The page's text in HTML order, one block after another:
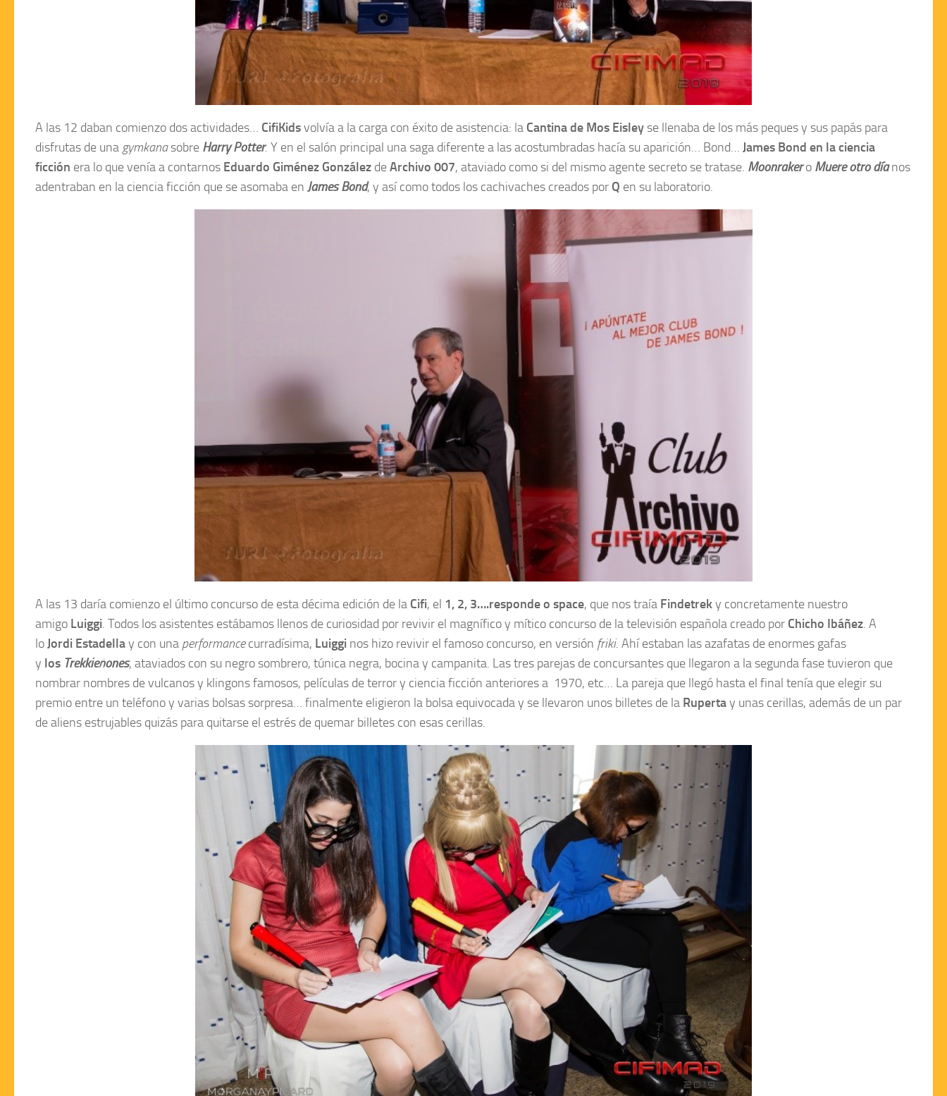
A las 12 daban comienzo dos actividades… CifiKidsvolvía a la carga con éxito de asistencia: la Cantina de Mos Eisley se llenaba de los más peques y sus papás para
disfrutas de una gymkanasobre Harry Potter. Y en el salón principal una saga diferente a las acostumbradas hacía su aparición… Bond… James Bond en la ciencia
ficción era lo que venía a contarnos Eduardo Giménez González deArchivo 007, ataviado como si del mismo agente secreto se tratase. Moonrakero Muere otro díanos
adentraban en la ciencia ficción que se asomaba en James Bond, y así como todos los cachivaches creados por Q en su laboratorio.
A las 13 daría comienzo el último concurso de esta décima edición de la Cifi, el 1, 2, 3….responde o space, que nos traía Findetreky concretamente nuestro
amigo Luiggi. Todos los asistentes estábamos llenos de curiosidad por revivir el magnífico y mítico concurso de la televisión española creado por Chicho Ibáñez. A
loJordi Estadellay con una performancecurradísima, Luiggi nos hizo revivir el famoso concurso, en versión friki. Ahí estaban las azafatas de enormes gafas
y los Trekkieñones, ataviados con su negro sombrero, túnica negra, bocina y campanita. Las tres parejas de concursantes que llegaron a la segunda fase tuvieron que
nombrar nombres de vulcanos y klingons famosos, películas de terror y ciencia ficción anteriores a 1970, etc… La pareja que llegó hasta el final tenía que elegir su
premio entre un teléfono y varias bolsas sorpresa… finalmente eligieron la bolsa equivocada y se llevaron unos billetes de la Rupertay unas cerillas, además de un par
de aliens estrujables quizás para quitarse el estrés de quemar billetes con esas cerillas.